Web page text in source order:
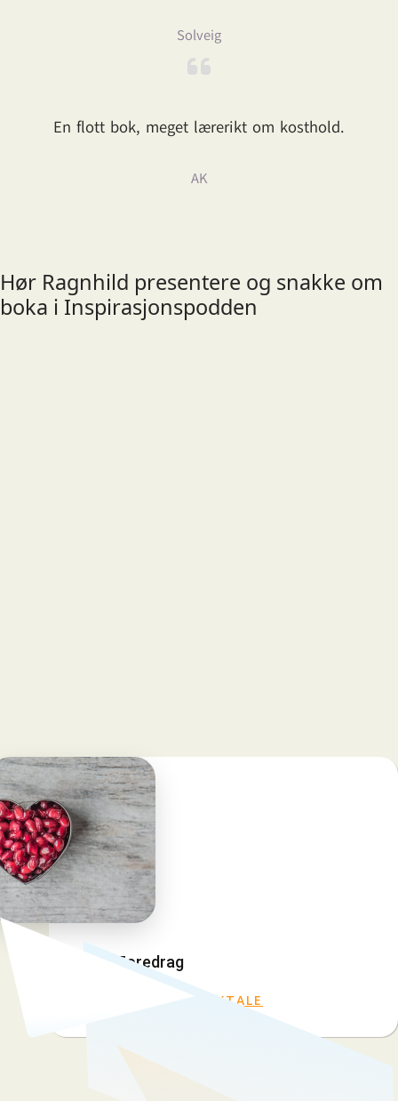
Solveig
En flott bok, meget lærerikt om kosthold.
AK
Hør Ragnhild presentere og snakke om
boka i Inspirasjonspodden
Kurs & Foredrag
TA KONTAKT FOR AVTALE